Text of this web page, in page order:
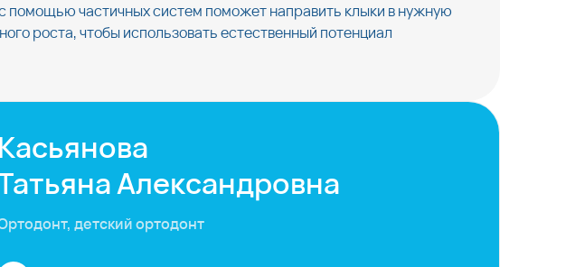
помощью частичных систем поможет направить клыки в нужную
роста, чтобы использовать естественный потенциал
Касьянова
Александровна
детский ортодонт